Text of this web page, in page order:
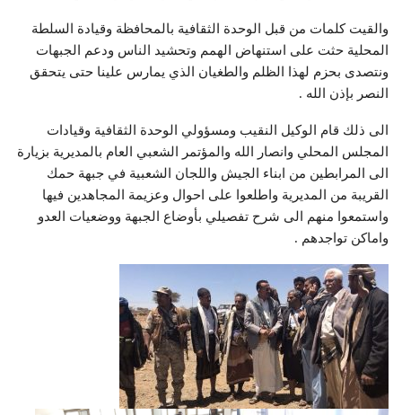
والقيت كلمات من قبل الوحدة الثقافية بالمحافظة وقيادة السلطة
المحلية حثت على استنهاض الهمم وتحشيد الناس ودعم الجبهات
ونتصدى بحزم لهذا الظلم والطغيان الذي يمارس علينا حتى يتحقق
النصر بإذن الله .
الى ذلك قام الوكيل النقيب ومسؤولي الوحدة الثقافية وقيادات
المجلس المحلي وانصار الله والمؤتمر الشعبي العام بالمديرية بزيارة
الى المرابطين من ابناء الجيش واللجان الشعبية في جبهة حمك
القريبة من المديرية واطلعوا على احوال وعزيمة المجاهدين فيها
واستمعوا منهم الى شرح تفصيلي بأوضاع الجبهة ووضعيات العدو
واماكن تواجدهم .